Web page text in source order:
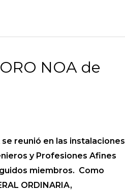
NOA de
reunió en las instalaciones
y Profesiones Afines
miembros. Como
ORDINARIA,